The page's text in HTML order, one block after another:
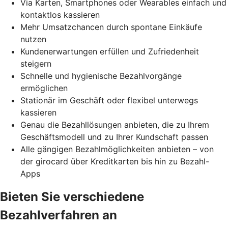
Via Karten, Smartphones oder Wearables einfach und
kontaktlos kassieren
Mehr Umsatzchancen durch spontane Einkäufe
nutzen
Kundenerwartungen erfüllen und Zufriedenheit
steigern
Schnelle und hygienische Bezahlvorgänge
ermöglichen
Stationär im Geschäft oder flexibel unterwegs
kassieren
Genau die Bezahllösungen anbieten, die zu Ihrem
Geschäftsmodell und zu Ihrer Kundschaft passen
Alle gängigen Bezahlmöglichkeiten anbieten – von
der girocard über Kreditkarten bis hin zu Bezahl-
Apps
Bieten Sie verschiedene
Bezahlverfahren an